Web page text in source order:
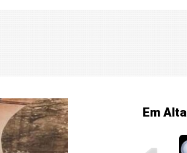
Em Alta